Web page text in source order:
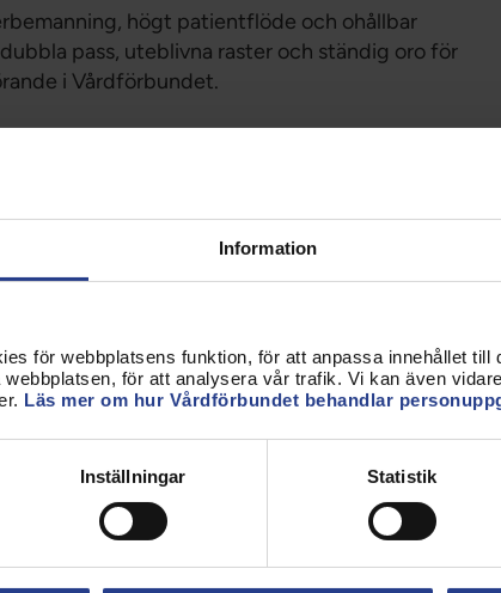
Information
för webbplatsens funktion, för att anpassa innehållet
för att analysera vår trafik. Vi kan även
Läs mer om hur Vårdförbundet behandlar
Inställningar Statistik
högt patientflöde och ohållbar
pass, uteblivna raster och ständig oro för
i Vårdförbundet.
starkare – med fler kollegor, bättre villkor
måste stärkas och bemanningsmålen höjas.
ska sättas i tid, med respekt för vila och
alla. Vila är avgörande för både personalens
en förutsättning för trygg vård för alla i
du som patient lidande. Det handlar om
Ribeiro.